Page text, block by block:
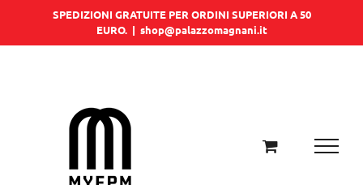
SPEDIZIONI GRATUITE PER ORDINI SUPERIORI A 50
EURO. | shop@palazzomagnani.it